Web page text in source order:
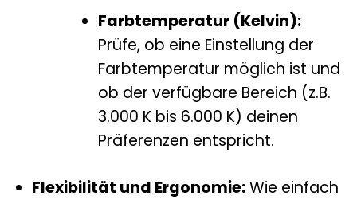
Farbtemperatur (Kelvin):
Prüfe, ob eine Einstellung der
Farbtemperatur möglich ist und
ob der verfügbare Bereich (z.B.
3.000 K bis 6.000 K) deinen
Präferenzen entspricht.
Flexibilität und Ergonomie:Wie einfach